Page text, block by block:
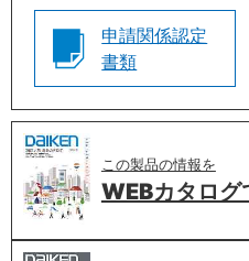
申請関係認定
書類
この製品の情報を
WEBカタログ